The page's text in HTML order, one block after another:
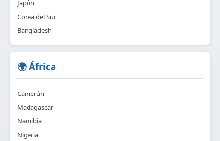
Japón
Corea del Sur
Bangladesh
🌍 África
Camerún
Madagascar
Namibia
Nigeria